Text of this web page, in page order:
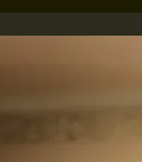
Max
TUTTO